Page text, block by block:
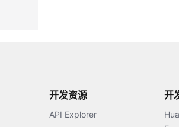
开发资源
API Explorer
开